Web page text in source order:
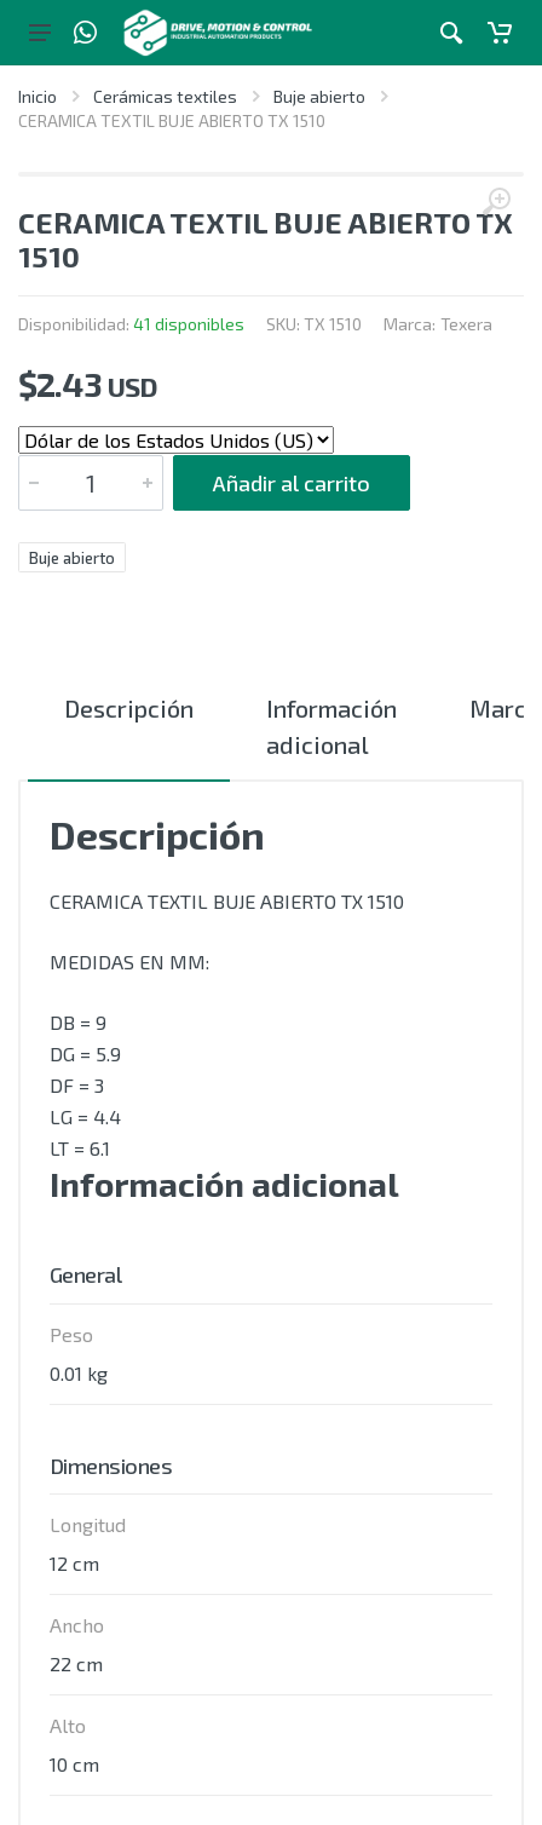
Inicio Cerámicas textiles
Buje abierto
CERAMICA TEXTIL BUJE ABIERTO TX 1510
CERAMICA TEXTIL BUJE ABIERTO TX
1510
Disponibilidad: 41 disponibles SKU: TX 1510 Marca: Texera
$2.43 USD
CANTIDAD
Añadir al carrito
Buje abierto
Descripción
Información
adicional
Marca
Descripción
CERAMICA TEXTIL BUJE ABIERTO TX 1510
MEDIDAS EN MM:
DB = 9
DG = 5.9
DF = 3
LG = 4.4
LT = 6.1
Información adicional
General
Peso
0.01 kg
Dimensiones
Longitud
12 cm
Ancho
22 cm
Alto
10 cm